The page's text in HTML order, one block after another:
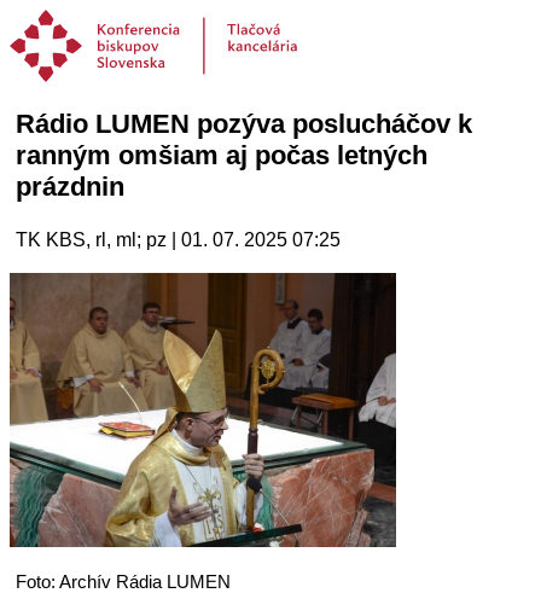
Rádio LUMEN pozýva poslucháčov k
ranným omšiam aj počas letných
prázdnin
TK KBS, rl, ml; pz | 01. 07. 2025 07:25
Foto: Archív Rádia LUMEN